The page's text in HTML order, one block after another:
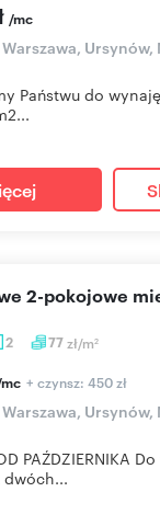
/mc
Państwu do
2 77zł/m2
2-pokojowe
+ czynsz: 450 zł
PAŹDZIERNIKA
dwóch...